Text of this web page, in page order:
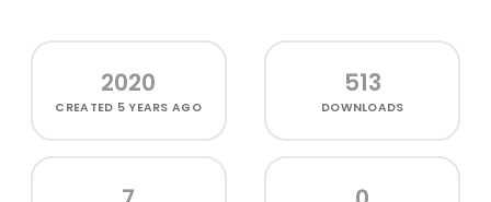
2020
CREATED 5 YEARS AGO
513
DOWNLOADS